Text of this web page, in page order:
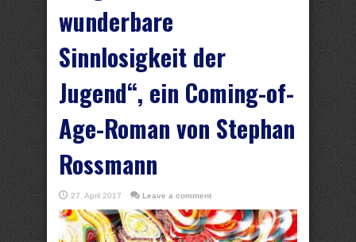
wunderbare
Sinnlosigkeit der
Jugend“, ein Coming-of-
Age-Roman von Stephan
Rossmann
27. April 2017 Leave a comment